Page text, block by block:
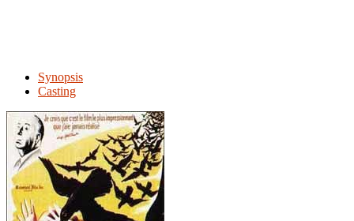
Synopsis
Casting